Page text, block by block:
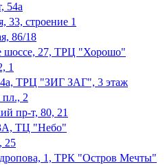
54а
33, строение 1
86/18
шоссе, 27, ТРЦ "Хорошо"
1
4а, ТРЦ "ЗИГ ЗАГ", 3 этаж
пл., 2
пр-т, 80, 21
ТЦ "Небо"
25
1, ТРК "Остров Мечты"